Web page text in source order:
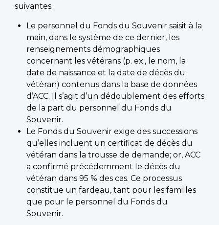
suivantes :
Le personnel du Fonds du Souvenir saisit à la
main, dans le système de ce dernier, les
renseignements démographiques
concernant les vétérans (p. ex., le nom, la
date de naissance et la date de décès du
vétéran) contenus dans la base de données
d’ACC. Il s’agit d’un dédoublement des efforts
de la part du personnel du Fonds du
Souvenir.
Le Fonds du Souvenir exige des successions
qu’elles incluent un certificat de décès du
vétéran dans la trousse de demande; or, ACC
a confirmé précédemment le décès du
vétéran dans 95 % des cas. Ce processus
constitue un fardeau, tant pour les familles
que pour le personnel du Fonds du
Souvenir.